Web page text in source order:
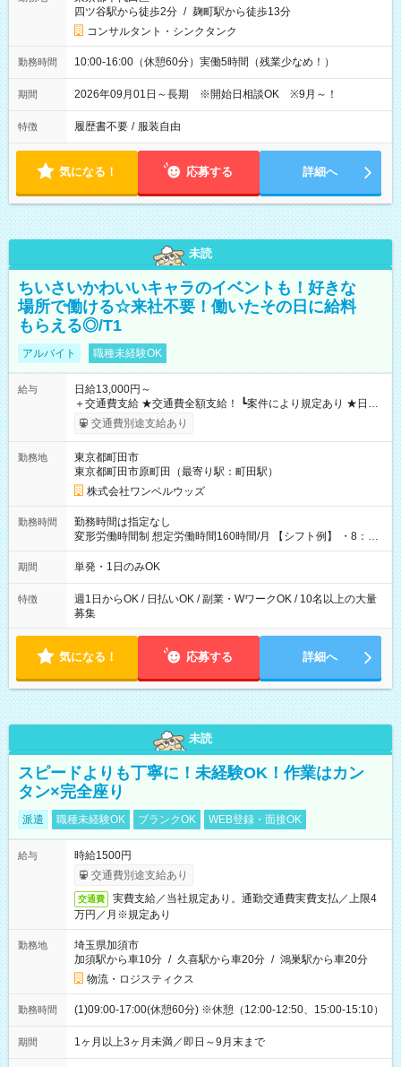
四ツ谷駅から徒歩2分 / 麹町駅から徒歩13分
コンサルタント・シンクタンク
勤務時間 10:00-16:00（休憩60分）実働5時間（残業少なめ！）
期間 2026年09月01日～長期 ※開始日相談OK ※9月～！
特徴 履歴書不要 / 服装自由
気になる！ 応募する 詳細へ
未読
ちいさいかわいいキャラのイベントも！好きな
場所で働ける☆来社不要！働いたその日に給料
もらえる◎/T1
アルバイト 職種未経験OK
給与
日給13,000円～
＋交通費支給 ★交通費全額支給！ ┗案件により規定あり ★日払
いOK！（規定あり） ┗働いたその日に現金GET♪ お仕事後はコ
ンビニATMから 日払い分を引き落とせます！ 【試用期間】試
交通費別途支給あり
勤務地
東京都町田市
東京都町田市原町田（最寄り駅：町田駅）
株式会社ワンベルウッズ
勤務時間
勤務時間は指定なし
変形労働時間制 想定労働時間160時間/月 【シフト例】 ・8：00
～21：00
期間 単発・1日のみOK
特徴
週1日からOK / 日払いOK / 副業・WワークOK / 10名以上の大量
募集
気になる！ 応募する 詳細へ
未読
スピードよりも丁寧に！未経験OK！作業はカン
タン×完全座り
派遣 職種未経験OK ブランクOK WEB登録・面接OK
給与
時給1500円
交通費別途支給あり
交通費
実費支給／当社規定あり。通勤交通費実費支払／上限4
万円／月※規定あり
勤務地
埼玉県加須市
加須駅から車10分 / 久喜駅から車20分 / 鴻巣駅から車20分
物流・ロジスティクス
勤務時間 (1)09:00-17:00(休憩60分) ※休憩（12:00-12:50、15:00-15:10）
期間 1ヶ月以上3ヶ月未満／即日～9月末まで